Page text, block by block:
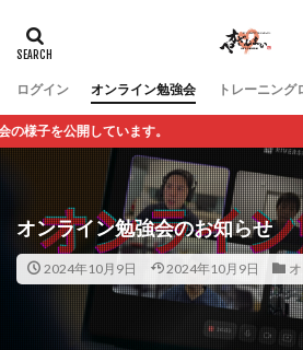
ログイン オンライン勉強会 トレーニング
しています。
オンライン勉強会のお知らせ
2024年10月9日 2024年10月9日